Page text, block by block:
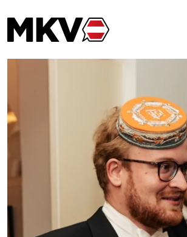
Service & Kontakt
(öffnet in neuem Tab)